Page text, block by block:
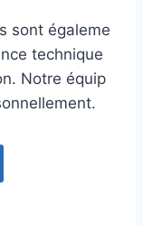
sont égaleme
technique
Notre équip